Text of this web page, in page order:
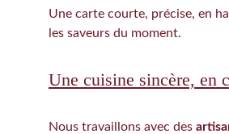
Une carte courte, précise, en
les saveurs du moment.
Une cuisine sincère, en
Nous travaillons avec des